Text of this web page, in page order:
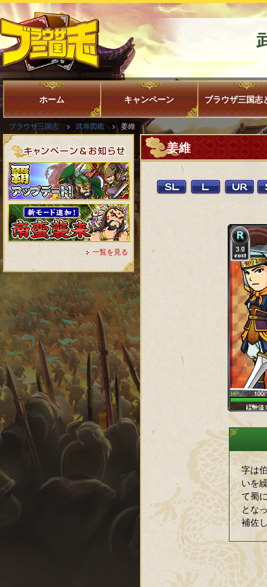
ホーム キャンペーン ブラウザ三国志
ブラウザ三国志 武将図鑑 姜維
一覧を見る
姜維
字は
いを
て蜀
とな
補佐